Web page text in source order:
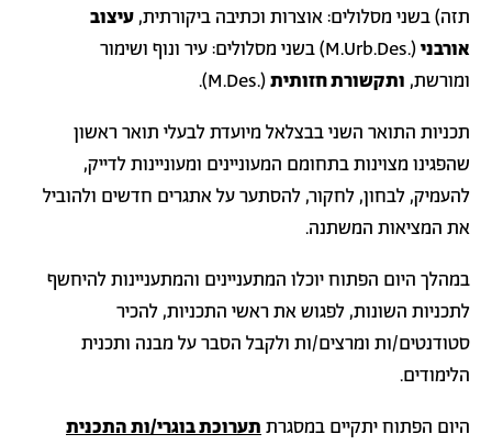
תזה) בשני מסלולים: אוצרות וכתיבה ביקורתית,עיצוב
אורבני
(.M.Urb.Des) בשני מסלולים: עיר ונוף ושימור
ומורשת, ותקשורת חזותית(.M.Des).
תכניות התואר השני בבצלאל מיועדת לבעלי תואר ראשון
שהפגינו מצוינות בתחומם המעוניינים ומעוניינות לדייק,
להעמיק, לבחון, לחקור, להסתער על אתגרים חדשים ולהוביל
את המציאות המשתנה.
במהלך היום הפתוח יוכלו המתעניינים והמתעניינות להיחשף
לתכניות השונות, לפגוש את ראשי התכניות, להכיר
סטודנטים/ות ומרצים/ות ולקבל הסבר על מבנה ותכנית
הלימודים.
היום הפתוח יתקיים במסגרתתערוכת בוגרי/ות התכנית